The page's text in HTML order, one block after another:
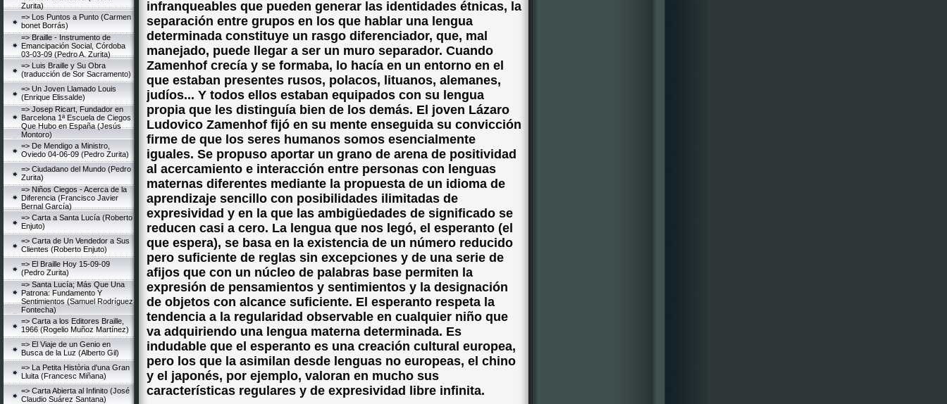
Zurita)
=> Los Puntos a Punto (Carmen
bonet Borrás)
=> Braille - Instrumento de
Emancipación Social, Córdoba
03-03-09 (Pedro A. Zurita)
=> Luis Braille y Su Obra
(traducción de Sor Sacramento)
=> Un Joven Llamado Louis
(Enrique Elissalde)
=> Josep Ricart, Fundador en
Barcelona 1ª Escuela de Ciegos
Que Hubo en España (Jesús
Montoro)
=> De Mendigo a Ministro,
Oviedo 04-06-09 (Pedro Zurita)
=> Ciudadano del Mundo (Pedro
Zurita)
=> Niños Ciegos - Acerca de la
Diferencia (Francisco Javier
Bernal García)
=> Carta a Santa Lucía (Roberto
Enjuto)
=> Carta de Un Vendedor a Sus
Clientes (Roberto Enjuto)
=> El Braille Hoy 15-09-09
(Pedro Zurita)
=> Santa Lucía; Más Que Una
Patrona: Fundamento Y
Sentimientos (Samuel Rodríguez
Fontecha)
=> Carta a los Editores Braille,
1966 (Rogelio Muñoz Martínez)
=> El Viaje de un Genio en
Busca de la Luz (Alberto Gil)
=> La Petita Història d'una Gran
Lluita (Francesc Miñana)
=> Carta Abierta al Infinito (José
Claudio Suárez Santana)
infranqueables que pueden generar las identidades étnicas, la
separación entre grupos en los que hablar una lengua
determinada constituye un rasgo diferenciador, que, mal
manejado, puede llegar a ser un muro separador. Cuando
Zamenhof crecía y se formaba, lo hacía en un entorno en el
que estaban presentes rusos, polacos, lituanos, alemanes,
judíos... Y todos ellos estaban equipados con su lengua
propia que les distinguía bien de los demás. El joven Lázaro
Ludovico Zamenhof fijó en su mente enseguida su convicción
firme de que los seres humanos somos esencialmente
iguales. Se propuso aportar un grano de arena de positividad
al acercamiento e interacción entre personas con lenguas
maternas diferentes mediante la propuesta de un idioma de
aprendizaje sencillo con posibilidades ilimitadas de
expresividad y en la que las ambigüedades de significado se
reducen casi a cero. La lengua que nos legó, el esperanto (el
que espera), se basa en la existencia de un número reducido
pero suficiente de reglas sin excepciones y de una serie de
afijos que con un núcleo de palabras base permiten la
expresión de pensamientos y sentimientos y la designación
de objetos con alcance suficiente. El esperanto respeta la
tendencia a la regularidad observable en cualquier niño que
va adquiriendo una lengua materna determinada. Es
indudable que el esperanto es una creación cultural europea,
pero los que la asimilan desde lenguas no europeas, el chino
y el japonés, por ejemplo, valoran en mucho sus
características regulares y de expresividad libre infinita.